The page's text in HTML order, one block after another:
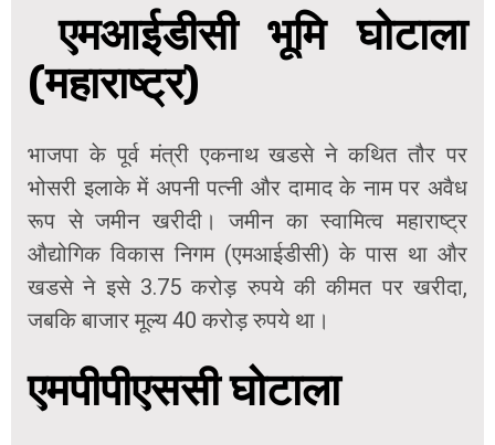
एमआईडीसी भूमि घोटाला
(महाराष्ट्र)
भाजपा के पूर्व मंत्री एकनाथ खडसे ने कथित तौर पर
भोसरी इलाके में अपनी पत्नी और दामाद के नाम पर अवैध
रूप से जमीन खरीदी। जमीन का स्वामित्व महाराष्ट्र
औद्योगिक विकास निगम (एमआईडीसी) के पास था और
खडसे ने इसे 3.75 करोड़ रुपये की कीमत पर खरीदा,
जबकि बाजार मूल्य 40 करोड़ रुपये था।
एमपीपीएससी घोटाला